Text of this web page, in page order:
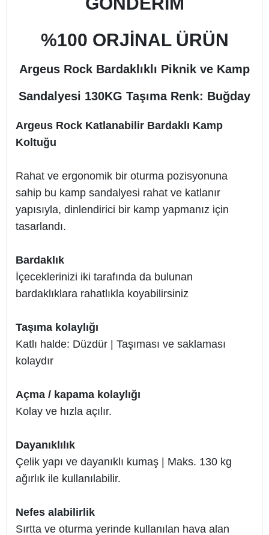
%100 ORJİNAL ÜRÜN
Argeus Rock Bardaklıklı Piknik ve Kamp
Sandalyesi 130KG Taşıma Renk: Buğday
Argeus Rock Katlanabilir Bardaklı Kamp
Koltuğu
Rahat ve ergonomik bir oturma pozisyonuna
sahip bu kamp sandalyesi rahat ve katlanır
yapısıyla, dinlendirici bir kamp yapmanız için
tasarlandı.
Bardaklık
İçeceklerinizi iki tarafında da bulunan
bardaklıklara rahatlıkla koyabilirsiniz
Taşıma kolaylığı
Katlı halde: Düzdür | Taşıması ve saklaması
kolaydır
Açma / kapama kolaylığı
Kolay ve hızla açılır.
Dayanıklılık
Çelik yapı ve dayanıklı kumaş | Maks. 130 kg
ağırlık ile kullanılabilir.
Nefes alabilirlik
Sırtta ve oturma yerinde kullanılan hava alan